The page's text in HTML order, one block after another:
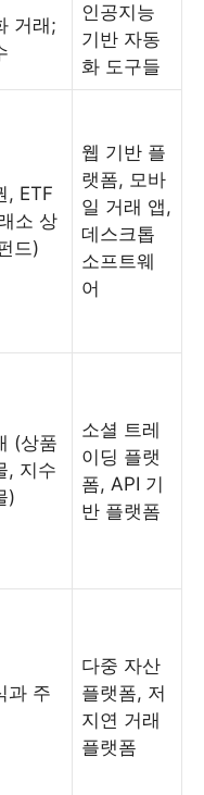
거래;
인공지능
기반 자동
화 도구들
, ETF
소 상
드)
웹 기반 플
랫폼, 모바
일 거래 앱,
데스크톱
소프트웨
어
(상품
, 지수
)
소셜 트레
이딩 플랫
폼, API 기
반 플랫폼
과 주
다중 자산
플랫폼, 저
지연 거래
플랫폼